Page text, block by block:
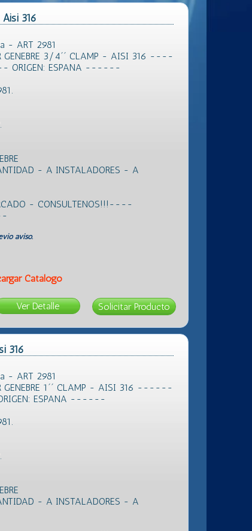
Aisi 316
- ART 2981
3/4´´ CLAMP - AISI 316 ----
ORIGEN: ESPANA ------
- A INSTALADORES - A
- CONSULTENOS!!!----
aviso.
Catálogo
Ver Detalle
316
- ART 2981
1´´ CLAMP - AISI 316 ------
ESPANA ------
- A INSTALADORES - A